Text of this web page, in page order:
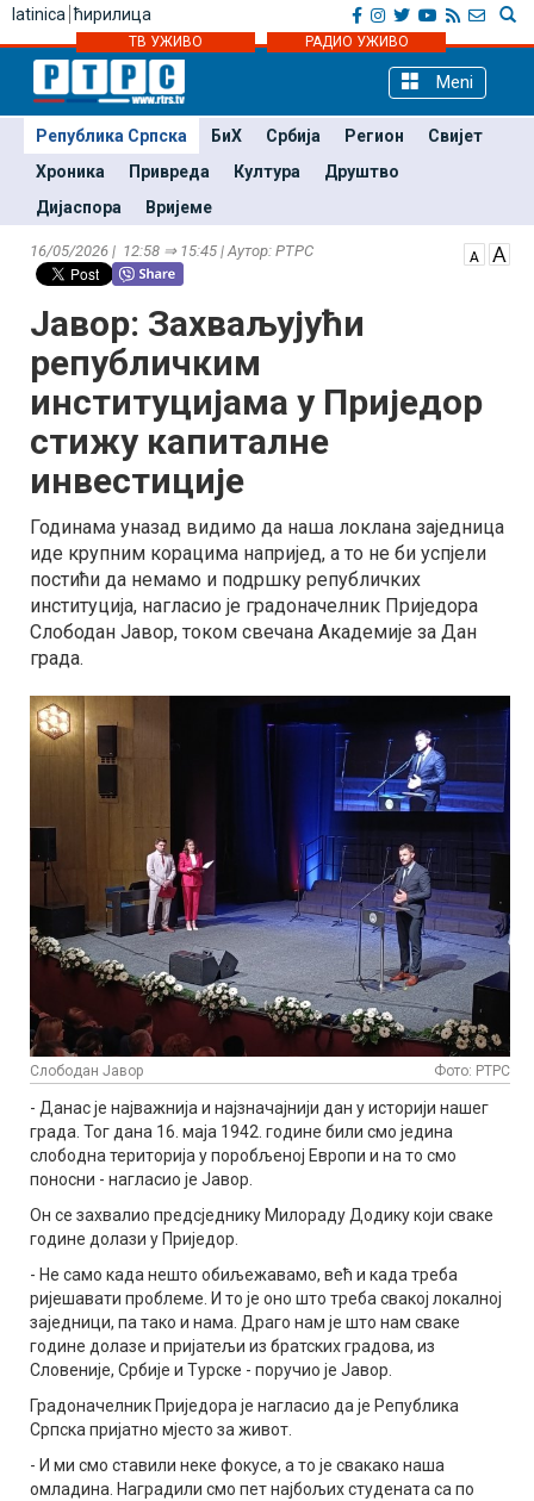
latinica ћирилица
ТВ УЖИВО РАДИО УЖИВО
Meni
Република Српска БиХ Србија Регион
Свијет
Хроника
Привреда Култура
Друштво
Дијаспора
Вријеме
16/05/2026 | 12:58 ⇒ 15:45 | Аутор: РТРС
Јавор: Захваљујући
републичким
институцијама у Приједор
стижу капиталне
инвестиције
Годинама уназад видимо да наша локлана заједница
иде крупним корацима напријед, а то не би успјели
постићи да немамо и подршку републичких
институција, нагласио је градоначелник Приједора
Слободан Јавор, током свечана Академије за Дан
града.
Слободан Јавор Фото: РТРС
- Данас је најважнија и најзначајнији дан у историји нашег
града. Тог дана 16. маја 1942. године били смо једина
слободна територија у поробљеној Европи и на то смо
поносни - нагласио је Јавор.
Он се захвалио предсједнику Милораду Додику који сваке
године долази у Приједор.
- Не само када нешто обиљежавамо, већ и када треба
ријешавати проблеме. И то је оно што треба свакој локалној
заједници, па тако и нама. Драго нам је што нам сваке
године долазе и пријатељи из братских градова, из
Словеније, Србије и Турске - поручио је Јавор.
Градоначелник Приједора је нагласио да је Република
Српска пријатно мјесто за живот.
- И ми смо ставили неке фокусе, а то је свакако наша
омладина. Наградили смо пет најбољих студената са по